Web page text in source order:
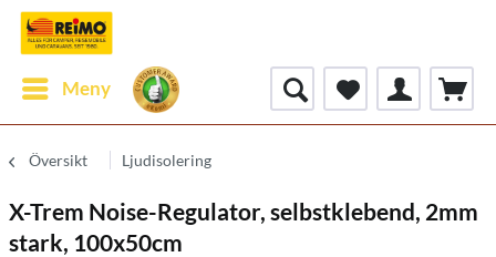
Meny
Översikt Ljudisolering
X-Trem Noise-Regulator, selbstklebend, 2mm
stark, 100x50cm